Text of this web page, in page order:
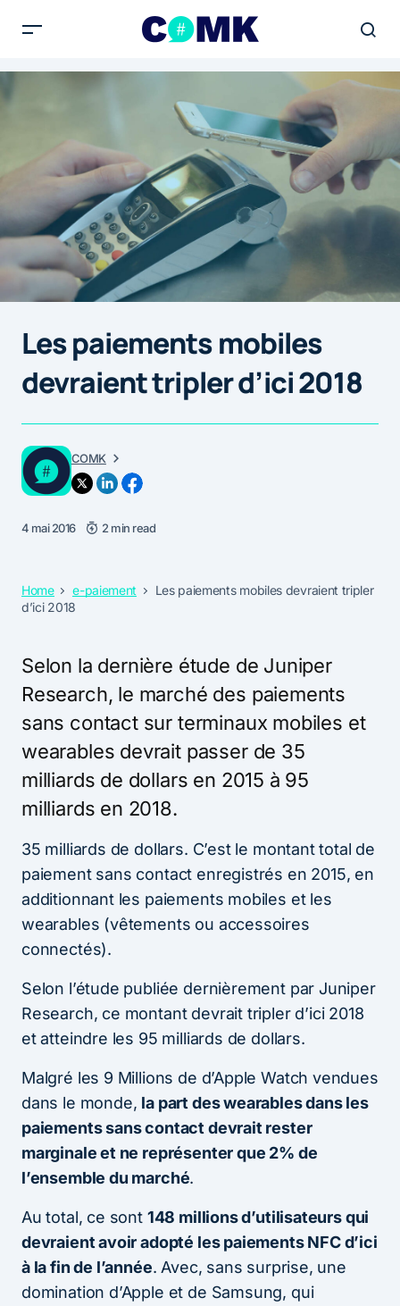
Les paiements mobiles
devraient tripler d’ici 2018
COMK
4 mai 2016 2 min read
Home e-paiement
Les paiements mobiles devraient tripler
d’ici 2018
Selon la dernière étude de Juniper
Research, le marché des paiements
sans contact sur terminaux mobiles et
wearables devrait passer de 35
milliards de dollars en 2015 à 95
milliards en 2018.
35 milliards de dollars. C’est le montant total de
paiement sans contact enregistrés en 2015, en
additionnant les paiements mobiles et les
wearables (vêtements ou accessoires
connectés).
Selon l’étude publiée dernièrement par Juniper
Research, ce montant devrait tripler d’ici 2018
et atteindre les 95 milliards de dollars.
Malgré les 9 Millions de d’Apple Watch vendues
dans le monde, la part des wearables dans les
paiements sans contact devrait rester
marginale et ne représenter que 2% de
l’ensemble du marché.
Au total, ce sont 148 millions d’utilisateurs qui
devraient avoir adopté les paiements NFC d’ici
à la fin de l’année. Avec, sans surprise, une
domination d’Apple et de Samsung, qui